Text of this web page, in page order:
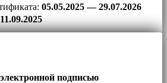
05.05.2025 — 29.07.2026
11.09.2025
подписью